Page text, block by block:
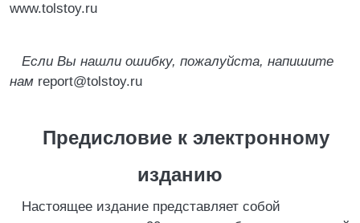
www.tolstoy.ru
Если Вы нашли ошибку, пожалуйста, напишите
нам report@tolstoy.ru
Предисловие к электронному
изданию
Настоящее издание представляет собой